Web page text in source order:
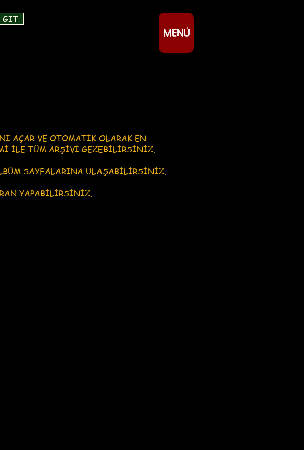
GİT
MENÜ
AÇAR VE OTOMATİK OLARAK EN
İLE TÜM ARŞİVİ GEZEBİLİRSİNİZ.
SAYFALARINA ULAŞABİLİRSİNİZ.
YAPABİLİRSİNİZ.